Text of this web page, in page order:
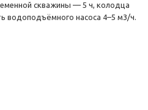
скважины — 5 ч, колодца
водоподъёмного насоса 4–5 м3/ч.